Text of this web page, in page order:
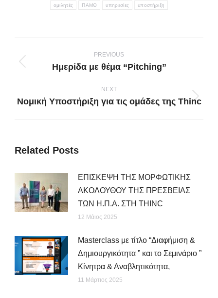
ομιλητές ΠΑΜΘ υπηρεσίες υποστήριξη
navigation
PREVIOUS
Previous
Ημερίδα με θέμα “Pitching”
NEXT
Next
Νομική Υποστήριξη για τις ομάδες της Thinc
Related Posts
ΕΠΙΣΚΕΨΗ ΤΗΣ ΜΟΡΦΩΤΙΚΗΣ
ΑΚΟΛΟΥΘΟΥ ΤΗΣ ΠΡΕΣΒΕΙΑΣ
ΤΩΝ Η.Π.Α. ΣΤΗ THINC
12 Μάιος 2025
Μasterclass με τίτλο “Διαφήμιση &
Δημιουργικότητα ” και το Σεμινάριο ”
Κίνητρα & Αναβλητικότητα,
11 Μάρτιος 2025